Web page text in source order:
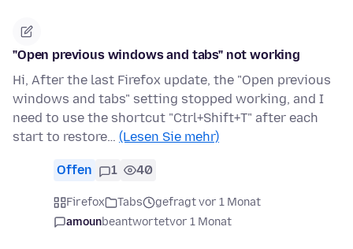
"Open previous windows and tabs" not working
Hi, After the last Firefox update, the "Open previous
windows and tabs" setting stopped working, and I
need to use the shortcut "Ctrl+Shift+T" after each
start to restore… (Lesen Sie mehr)
Offen 1 40
Firefox Tabs
gefragt vor 1 Monat
amounbeantwortetvor 1 Monat